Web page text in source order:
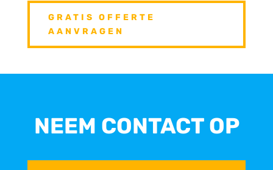
GRATIS OFFERTE
AANVRAGEN
NEEM CONTACT OP